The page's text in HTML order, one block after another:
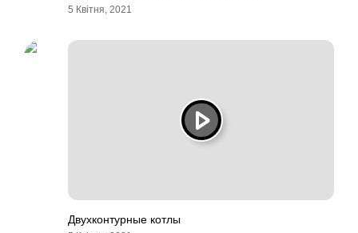
5 Квітня, 2021
Двухконтурные котлы